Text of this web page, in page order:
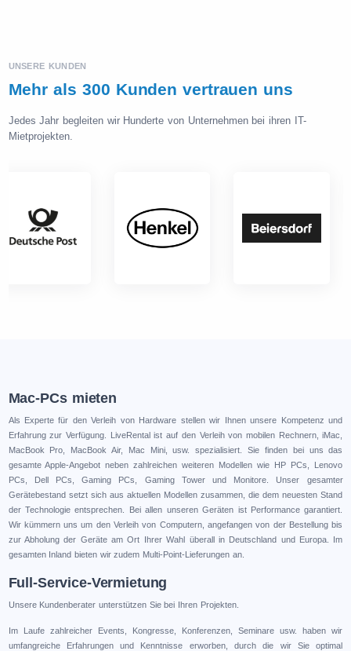
UNSERE KUNDEN
Mehr als 300 Kunden vertrauen uns
Jedes Jahr begleiten wir Hunderte von Unternehmen bei ihren IT-
Mietprojekten.
Mac-PCs mieten
Als Experte für den Verleih von Hardware stellen wir Ihnen unsere Kompetenz und
Erfahrung zur Verfügung. LiveRental ist auf den Verleih von mobilen Rechnern, iMac,
MacBook Pro, MacBook Air, Mac Mini, usw. spezialisiert. Sie finden bei uns das
gesamte Apple-Angebot neben zahlreichen weiteren Modellen wie HP PCs, Lenovo
PCs, Dell PCs, Gaming PCs, Gaming Tower und Monitore. Unser gesamter
Gerätebestand setzt sich aus aktuellen Modellen zusammen, die dem neuesten Stand
der Technologie entsprechen. Bei allen unseren Geräten ist Performance garantiert.
Wir kümmern uns um den Verleih von Computern, angefangen von der Bestellung bis
zur Abholung der Geräte am Ort Ihrer Wahl überall in Deutschland und Europa. Im
gesamten Inland bieten wir zudem Multi-Point-Lieferungen an.
Full-Service-Vermietung
Unsere Kundenberater unterstützen Sie bei Ihren Projekten.
Im Laufe zahlreicher Events, Kongresse, Konferenzen, Seminare usw. haben wir
umfangreiche Erfahrungen und Kenntnisse erworben, durch die wir Sie optimal